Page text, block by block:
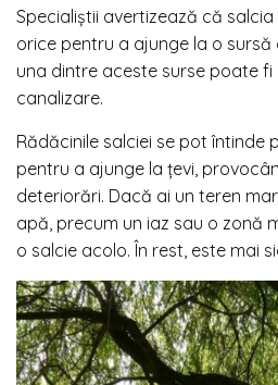
Specialiștii avertizează că
orice pentru a ajunge la o
una dintre aceste surse poate
canalizare.
Rădăcinile salciei se pot
pentru a ajunge la țevi,
deteriorări. Dacă ai un teren
apă, precum un iaz sau o zonă
o salcie acolo. În rest, este mai